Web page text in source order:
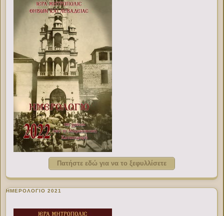
Πατήστε εδώ για να το ξεφυλλίσετε
ΗΜΕΡΟΛΟΓΙΟ 2021